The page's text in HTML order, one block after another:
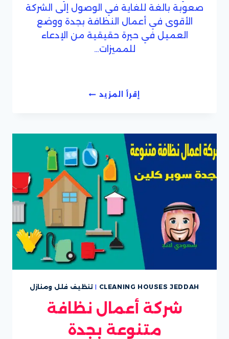
صعوبة بالغة للغاية في الوصول إلى الشركة
الأقوى في أعمال النظافة بجدة ووضع
العميل في حيرة حقيقية من الإدعاء
للمميزات…
إقرأ المزيدافضل
فى
جدة
CLEANING HOUSES JEDDAH
| تنظيف فلل ومنازل
شركة أعمال نظافة
متنوعة بجدة